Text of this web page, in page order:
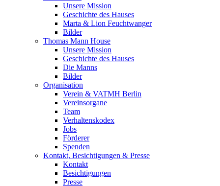
Unsere Mission
Geschichte des Hauses
Marta & Lion Feuchtwanger
Bilder
Thomas Mann House
Unsere Mission
Geschichte des Hauses
Die Manns
Bilder
Organisation
Verein & VATMH Berlin
Vereinsorgane
Team
Verhaltenskodex
Jobs
Förderer
Spenden
Kontakt, Besichtigungen & Presse
Kontakt
Besichtigungen
Presse